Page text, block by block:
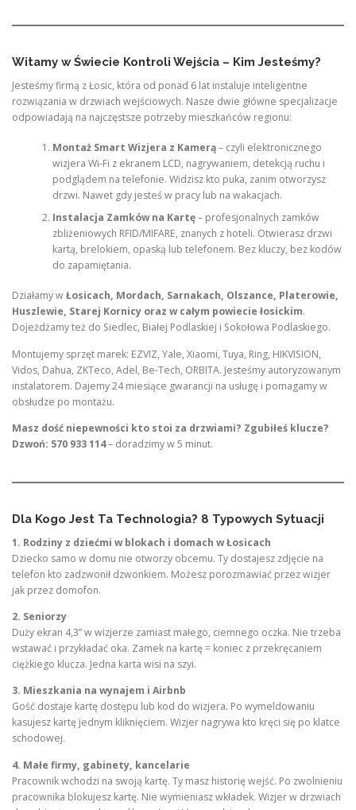
Witamy w Świecie Kontroli Wejścia – Kim Jesteśmy?
Jesteśmy firmą z Łosic, która od ponad 6 lat instaluje inteligentne
rozwiązania w drzwiach wejściowych. Nasze dwie główne specjalizacje
odpowiadają na najczęstsze potrzeby mieszkańców regionu:
Montaż Smart Wizjera z Kamerą– czyli elektronicznego
wizjera Wi-Fi z ekranem LCD, nagrywaniem, detekcją ruchu i
podglądem na telefonie. Widzisz kto puka, zanim otworzysz
drzwi. Nawet gdy jesteś w pracy lub na wakacjach.
Instalacja Zamków na Kartę– profesjonalnych zamków
zbliżeniowych RFID/MIFARE, znanych z hoteli. Otwierasz drzwi
kartą, brelokiem, opaską lub telefonem. Bez kluczy, bez kodów
do zapamiętania.
Działamy wŁosicach, Mordach, Sarnakach, Olszance, Platerowie,
Huszlewie, Starej Kornicy oraz w całym powiecie łosickim.
Dojeżdżamy też do Siedlec, Białej Podlaskiej i Sokołowa Podlaskiego.
Montujemy sprzęt marek: EZVIZ, Yale, Xiaomi, Tuya, Ring, HIKVISION,
Vidos, Dahua, ZKTeco, Adel, Be-Tech, ORBITA. Jesteśmy autoryzowanym
instalatorem. Dajemy 24 miesiące gwarancji na usługę i pomagamy w
obsłudze po montażu.
Masz dość niepewności kto stoi za drzwiami? Zgubiłeś klucze?
Dzwoń: 570 933 114– doradzimy w 5 minut.
Dla Kogo Jest Ta Technologia? 8 Typowych Sytuacji
1. Rodziny z dziećmi w blokach i domach w Łosicach
Dziecko samo w domu nie otworzy obcemu. Ty dostajesz zdjęcie na
telefon kto zadzwonił dzwonkiem. Możesz porozmawiać przez wizjer
jak przez domofon.
2. Seniorzy
Duży ekran 4,3” w wizjerze zamiast małego, ciemnego oczka. Nie trzeba
wstawać i przykładać oka. Zamek na kartę = koniec z przekręcaniem
ciężkiego klucza. Jedna karta wisi na szyi.
3. Mieszkania na wynajem i Airbnb
Gość dostaje kartę dostępu lub kod do wizjera. Po wymeldowaniu
kasujesz kartę jednym kliknięciem. Wizjer nagrywa kto kręci się po klatce
schodowej.
4. Małe firmy, gabinety, kancelarie
Pracownik wchodzi na swoją kartę. Ty masz historię wejść. Po zwolnieniu
pracownika blokujesz kartę. Nie wymieniasz wkładek. Wizjer w drzwiach